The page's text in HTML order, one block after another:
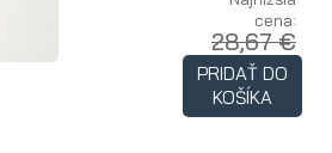
cena:
28,67 €
PRIDAŤ DO
KOŠÍKA